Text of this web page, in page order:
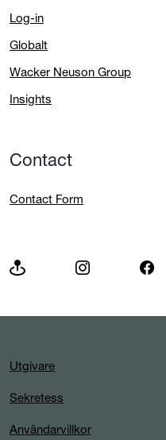
Log-in
Globalt
Wacker Neuson Group
Insights
Contact
Contact Form
Utgivare
Sekretess
Användarvillkor